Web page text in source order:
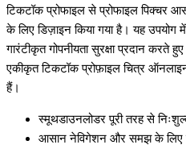
टिकटॉक प्रोफाइल से प्रोफाइल पिक्चर
के लिए डिज़ाइन किया गया है। यह
गारंटीकृत गोपनीयता सुरक्षा प्रदान करते
एकीकृत टिकटॉक प्रोफ़ाइल चित्र
हैं।
स्मूथडाउनलोडर पूरी तरह से
आसान नेविगेशन और समझ के लिए